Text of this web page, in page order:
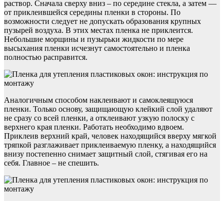
раствор. Сначала сверху вниз – по середине стекла, а затем —
от приклеившейся середины пленки в стороны. По
возможности следует не допускать образования крупных
пузырей воздуха. В этих местах пленка не приклеится.
Небольшие морщины и пузырьки жидкости по мере
высыхания пленки исчезнут самостоятельно и пленка
полностью расправится.
Аналогичным способом наклеивают и самоклеящуюся
пленки. Только основу, защищающую клейкий слой удаляют
не сразу со всей пленки, а отклеивают узкую полоску с
верхнего края пленки. Работать необходимо вдвоем.
Приклеив верхний край, человек находящийся вверху мягкой
тряпкой разглаживает приклеиваемую пленку, а находящийся
внизу постепенно снимает защитный слой, стягивая его на
себя. Главное – не спешить.